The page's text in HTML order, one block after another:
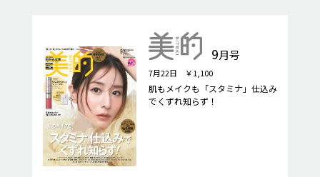
9月号
7月22日 ￥1,100
肌もメイクも「スタミナ」仕込み
でくずれ知らず！